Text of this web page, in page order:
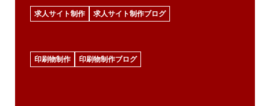
求人サイト制作 求人サイト制作ブログ
印刷物制作 印刷物制作ブログ